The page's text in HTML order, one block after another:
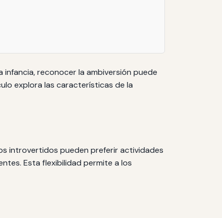
reconocer la ambiversión puede
explora las características de la
introvertidos pueden preferir actividades
Esta flexibilidad permite a los